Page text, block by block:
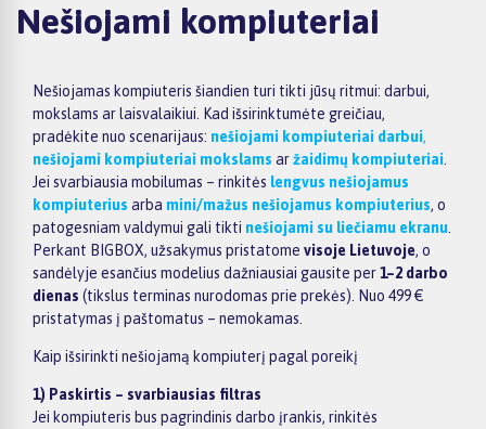
Nešiojami kompiuteriai
Nešiojamas kompiuteris šiandien turi tikti jūsų ritmui: darbui,
mokslams ar laisvalaikiui. Kad išsirinktumėte greičiau,
pradėkite nuo scenarijaus: nešiojami kompiuteriai darbui,
nešiojami kompiuteriai mokslams aržaidimų kompiuteriai
Jei svarbiausia mobilumas – rinkitės lengvus nešiojamus
kompiuterius arba mini/mažus nešiojamus kompiuterius, o
patogesniam valdymui gali tikti nešiojami su liečiamu ekranu
Perkant BIGBOX, užsakymus pristatome visoje Lietuvoje, o
sandėlyje esančius modelius dažniausiai gausite per1–2 darbo
dienas (tikslus terminas nurodomas prie prekės). Nuo 499 €
pristatymas į paštomatus – nemokamas.
Kaip išsirinkti nešiojamą kompiuterį pagal poreikį
1) Paskirtis – svarbiausias filtras
Jei kompiuteris bus pagrindinis darbo įrankis, rinkitės